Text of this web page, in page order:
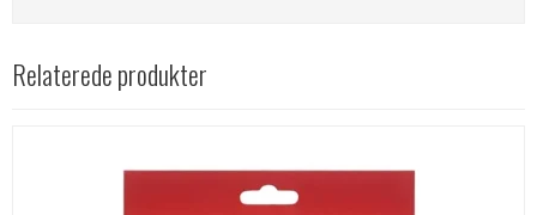
Relaterede produkter